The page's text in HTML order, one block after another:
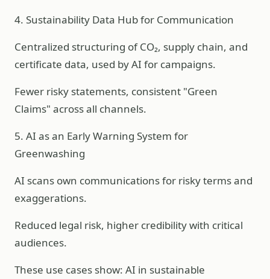
4. Sustainability Data Hub for Communication
Centralized structuring of CO₂, supply chain, and
certificate data, used by AI for campaigns.
Fewer risky statements, consistent "Green
Claims" across all channels.
5. AI as an Early Warning System for
Greenwashing
AI scans own communications for risky terms and
exaggerations.
Reduced legal risk, higher credibility with critical
audiences.
These use cases show: AI in sustainable